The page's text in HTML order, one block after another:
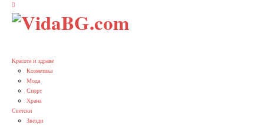
Красота и здраве
Козметика
Мода
Спорт
Храна
Светски
Звезди